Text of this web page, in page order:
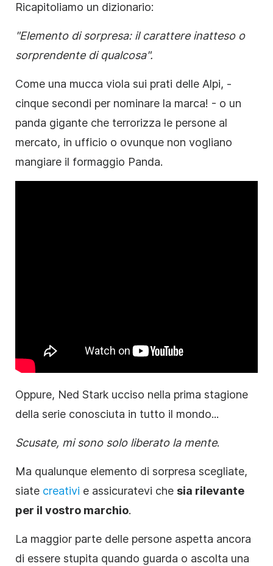
Ricapitoliamo un dizionario:
"Elemento di sorpresa: il carattereinatteso o
sorprendente di qualcosa".
Come una mucca viola sui prati delle Alpi, -
cinque secondi per nominare la marca! - o un
panda gigante che terrorizza le persone al
mercato, in ufficio o ovunque non vogliano
mangiare il formaggio Panda.
Oppure, Ned Stark ucciso nella prima stagione
della serie conosciuta in tutto il mondo...
Scusate, mi sono solo liberato la mente.
Ma qualunque elemento di sorpresa scegliate,
siate creativi e assicuratevi che sia rilevante
per il vostro marchio.
La maggior parte delle persone aspetta ancora
di essere stupita quando guarda o ascolta una